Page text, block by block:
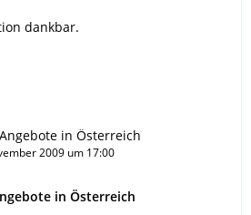
dankbar.
in Österreich
2009 um 17:00
in Österreich